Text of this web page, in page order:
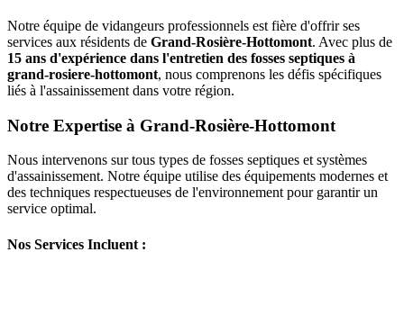
Notre équipe de vidangeurs professionnels est fière d'offrir ses
services aux résidents de Grand-Rosière-Hottomont. Avec plus de
15 ans d'expérience dans l'entretien des fosses septiques à
grand-rosiere-hottomont, nous comprenons les défis spécifiques
liés à l'assainissement dans votre région.
Notre Expertise à Grand-Rosière-Hottomont
Nous intervenons sur tous types de fosses septiques et systèmes
d'assainissement. Notre équipe utilise des équipements modernes et
des techniques respectueuses de l'environnement pour garantir un
service optimal.
Nos Services Incluent :